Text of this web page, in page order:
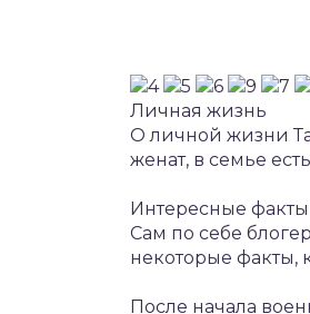
Личная жизнь
О личной жизни
женат, в семье
Интересные факты
Сам по себе
некоторые факты,
После начала